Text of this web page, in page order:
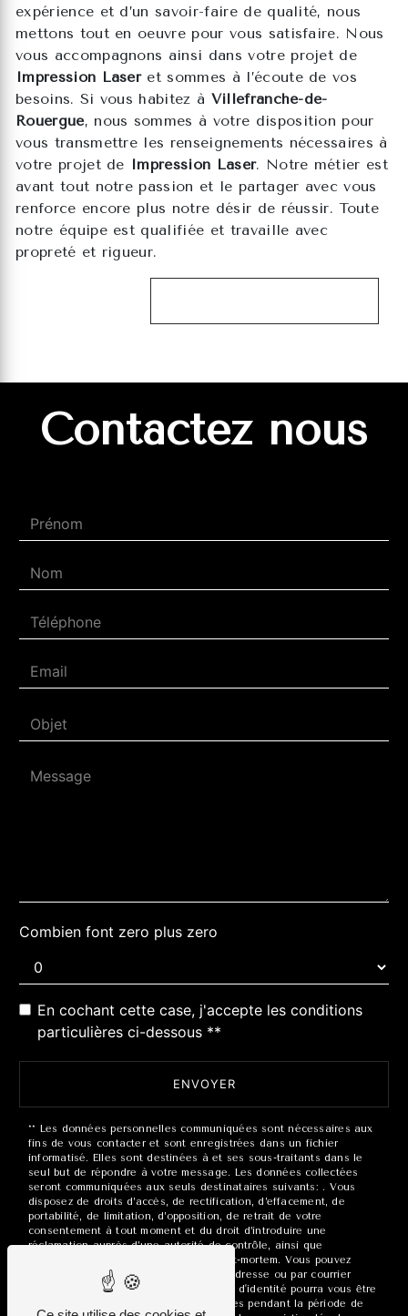
expérience et d’un savoir-faire de qualité, nous
mettons tout en oeuvre pour vous satisfaire. Nous
vous accompagnons ainsi dans votre projet de
Impression Laseret sommes à l’écoute de vos
besoins. Si vous habitez à Villefranche-de-
Rouergue, nous sommes à votre disposition pour
vous transmettre les renseignements nécessaires à
votre projet de Impression Laser. Notre métier est
avant tout notre passion et le partager avec vous
renforce encore plus notre désir de réussir. Toute
notre équipe est qualifiée et travaille avec
propreté et rigueur.
Contactez nous
Combien font zero plus zero
En cochant cette case, j'accepte les conditions
particulières ci-dessous **
ENVOYER
** Les données personnelles communiquées sont nécessaires aux
fins de vous contacter et sont enregistrées dans un fichier
informatisé. Elles sont destinées à et ses sous-traitants dans le
seul but de répondre à votre message. Les données collectées
seront communiquées aux seuls destinataires suivants: . Vous
disposez de droits d’accès, de rectification, d’effacement, de
portabilité, de limitation, d’opposition, de retrait de votre
consentement à tout moment et du droit d’introduire une
réclamation auprès d’une autorité de contrôle, ainsi que
d’organiser le sort de vos données post-mortem. Vous pouvez
exercer ces droits par voie postale à l'adresse ou par courrier
électronique à l'adresse . Un justificatif d'identité pourra vous être
demandé. Nous conservons vos données pendant la période de